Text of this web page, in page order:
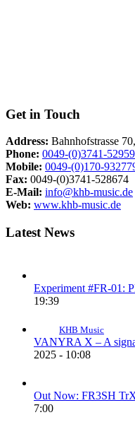
Get in Touch
Address: Bahnhofstrasse
Phone: 0049-(0)3741-
Mobile: 0049-(0)170-
Fax: 0049-(0)3741-528674
E-Mail: info@khb-music.de
Web: www.khb-music.de
Latest News
Experiment #FR-01:
19:39
KHB Music
VANYRA X – A
2025 - 10:08
Out Now: FR3SH
7:00